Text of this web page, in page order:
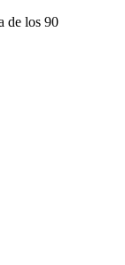
de los 90